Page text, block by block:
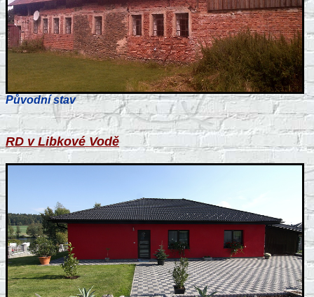
Původní stav
RD v Libkové Vodě